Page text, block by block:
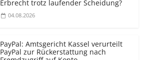
Erbrecht trotz laufender Scheidung?
04.08.2026
PayPal: Amtsgericht Kassel verurteilt
PayPal zur Rückerstattung nach